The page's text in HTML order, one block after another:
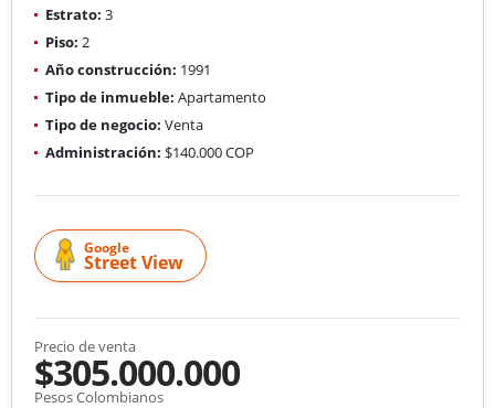
Estrato: 3
Piso: 2
Año construcción: 1991
Tipo de inmueble: Apartamento
Tipo de negocio: Venta
Administración: $140.000 COP
Google
Street View
Precio de venta
$305.000.000
Pesos Colombianos